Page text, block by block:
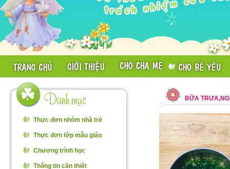
Thực đơn nhóm nhà trẻ
Thực đơn lớp mẫu giáo
Chương trình học
Thông tin cần thiết
BỮA